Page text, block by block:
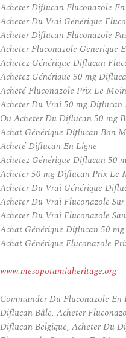
Acheter Diflucan Fluconazole
Acheter Du Vrai Générique
Acheter Diflucan Fluconazole
Acheter Fluconazole Generique
Achetez Générique Diflucan
Achetez Générique 50 mg
Acheté Fluconazole Prix Le
Acheter Du Vrai 50 mg Diflucan
Ou Acheter Du Diflucan 50 mg
Achat Générique Diflucan Bon
Acheté Diflucan En Ligne
Achetez Générique Diflucan 50
Acheter 50 mg Diflucan Prix Le
Acheter Du Vrai Générique
Acheter Du Vrai Fluconazole
Acheter Du Vrai Fluconazole
Achat Générique Diflucan 50
Achat Générique Fluconazole
www.mesopotamiaheritage.org
Commander Du Fluconazole En
Diflucan Bâle, Acheter
Diflucan Belgique, Acheter Du